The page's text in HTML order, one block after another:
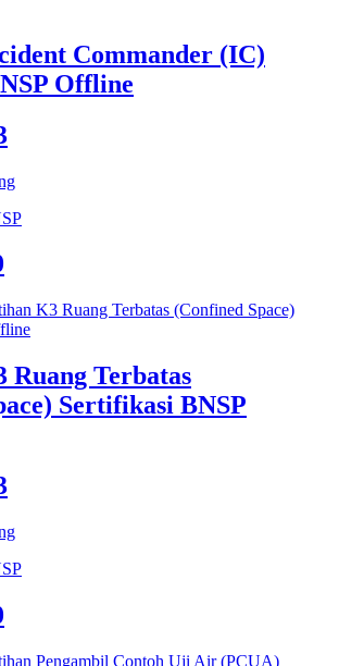
Commander (IC)
Offline
Ruang Terbatas
Sertifikasi BNSP